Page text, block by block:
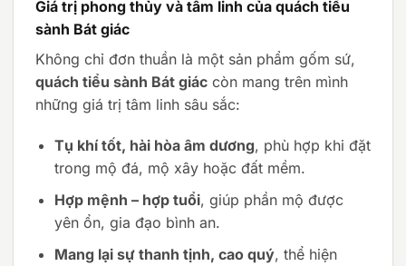
Giá trị phong thủy và tâm linh của quách tiểu
sành Bát giác
Không chỉ đơn thuần là một sản phẩm gốm sứ,
quách tiểu sành Bát giác còn mang trên mình
những giá trị tâm linh sâu sắc:
Tụ khí tốt, hài hòa âm dương, phù hợp khi đặt
trong mộ đá, mộ xây hoặc đất mềm.
Hợp mệnh – hợp tuổi, giúp phần mộ được
yên ổn, gia đạo bình an.
Mang lại sự thanh tịnh, cao quý, thể hiện